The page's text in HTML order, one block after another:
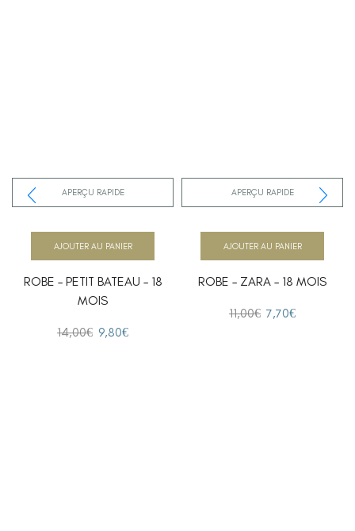
APERÇU RAPIDE
ROBE – PETIT BATEAU – 18
MOIS
14,00€ 9,80€
AJOUTER AU PANIER
APERÇU RAPIDE
ROBE – ZARA – 18 MOIS
11,00€ 7,70€
AJOUTER AU PANIER